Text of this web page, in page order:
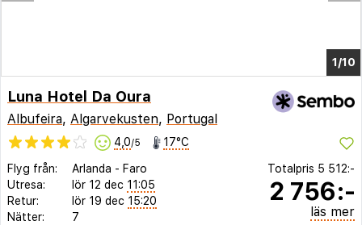
1/5
Luna Hotel Da Oura
Albufeira, Algarvekusten, Portugal
4,0/5 17°C
Flyg från: Arlanda - Faro
Utresa:
lör 12 dec 11:05
Retur:
lör 19 dec 15:20
Nätter:
7
Totalpris 5 512:-
2 756:-
läs mer